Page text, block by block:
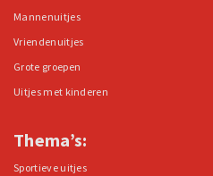
Mannenuitjes
Vriendenuitjes
Grote groepen
Uitjes met kinderen
Thema’s:
Sportieve uitjes